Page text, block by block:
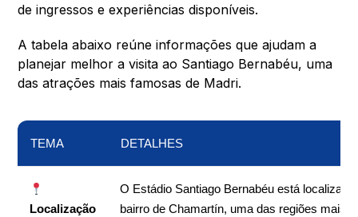
de ingressos e experiências disponíveis.
A tabela abaixo reúne informações que ajudam a
planejar melhor a visita ao Santiago Bernabéu, uma
das atrações mais famosas de Madri.
TEMA DETALHES
Localização
O Estádio Santiago Bernabéu está localizado
bairro de Chamartín, uma das regiões mais